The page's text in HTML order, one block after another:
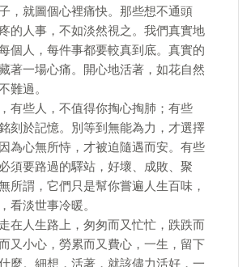
，就圖個心裡痛快。那些想不通頭
的人事，不如淡然視之。我們真實地
個人，每件事都要較真到底。真實的
著一場心痛。開心地活著，如花自然
難過。
有些人，不值得你掏心掏肺；有些
刻於記憶。別等到無能為力，才選擇
為心無所恃，才被迫隨遇而安。有些
須要路過的驛站，好壞、成敗、聚
所謂，它們只是幫你嘗遍人生百味，
看淡世事冷暖。
在人生路上，匆匆而又忙忙，跌跌而
又小心，勞累而又費心，一生，留下
麼。細想，活著，就該儘力活好，一